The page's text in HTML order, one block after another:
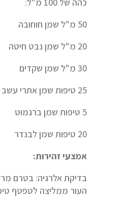
50 מ"ל שמן חוחובה
20 מ"ל שמן נבט חיטה
30 מ"ל שמן שקדים
25 טיפות שמן אתרי עשב לימון
5 טיפות שמן ברגמוט
20 טיפות שמן לבנדר
אמצעי זהירות:
בדיקת אלרגיה: בטרם
העור ממליצה לטפטף